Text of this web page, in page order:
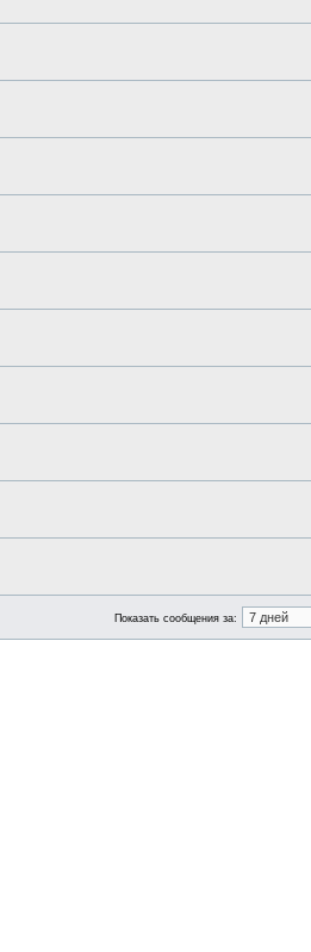
Показать сообщения за: